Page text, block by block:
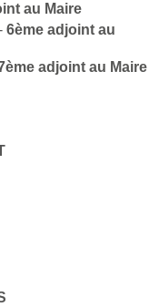
au Maire
6ème adjoint au
adjoint au Maire